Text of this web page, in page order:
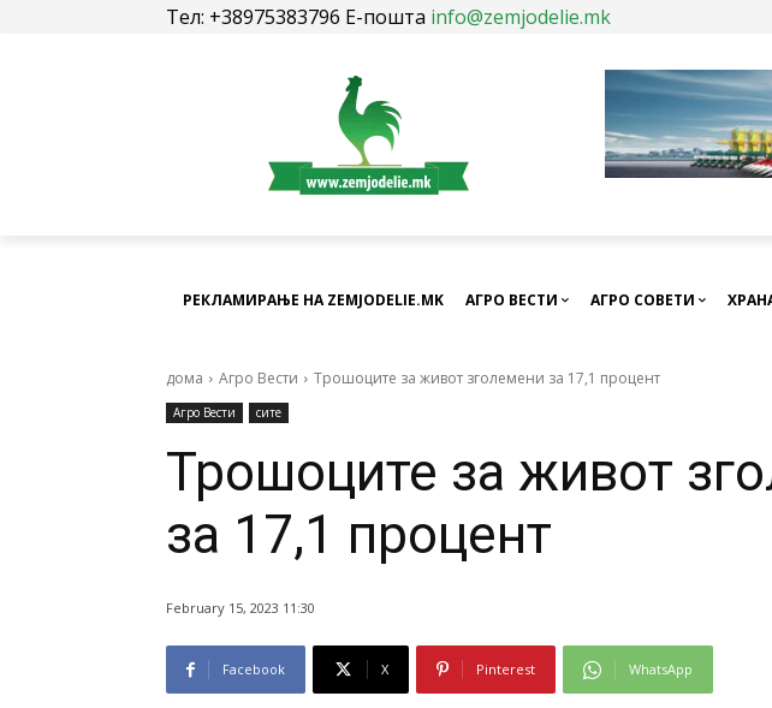
Тел: +38975383796 Е-пошта info@zemjodelie.mk
РЕКЛАМИРАЊЕ НА ZEMJODELIE.MK АГРО ВЕСТИ АГРО СОВЕТИ
дома Агро Вести Трошоците за живот зголемени за 17,1 процент
Агро Вести сите
Трошоците за живот
за 17,1 процент
February 15, 2023 11:30
Facebook X Pinterest WhatsApp